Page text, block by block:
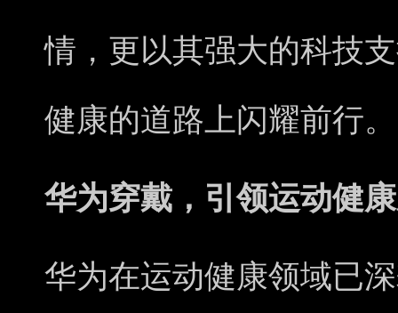
情，更以其强大的科技
健康的道路上闪耀前行。
华为穿戴，引领运动健
华为在运动健康领域已